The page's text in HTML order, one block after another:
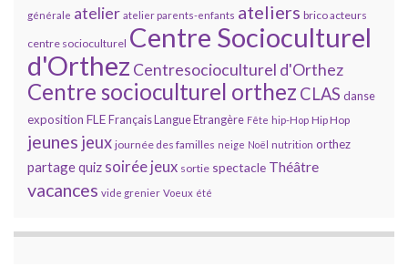
générale atelier atelier parents-enfants ateliers brico acteurs
centre socioculturel Centre Socioculturel
d'Orthez Centresocioculturel d'Orthez
Centre socioculturel orthez CLAS danse
exposition FLE Français Langue Etrangère Fête hip-Hop Hip Hop
jeunes jeux journée des familles neige Noël nutrition orthez
partagequiz soirée jeux sortie spectacle Théâtre
vacances vide grenier Voeux été